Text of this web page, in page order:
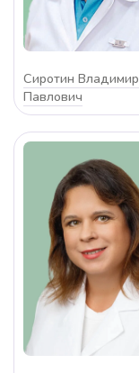
Сиротин Владимир
Павлович